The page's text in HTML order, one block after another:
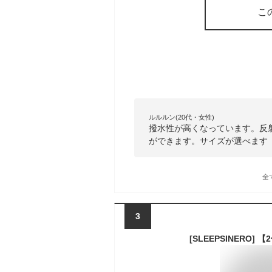
こ
ルルルン(20代・女性)
撥水性が高くなっています。
ができます。サイズが選べます
全
3